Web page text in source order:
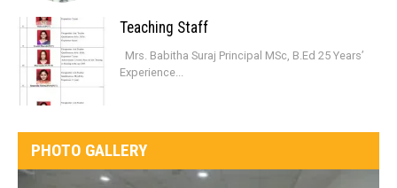
Teaching Staff
Mrs. Babitha Suraj Principal MSc, B.Ed 25 Years’
Experience...
PHOTO GALLERY